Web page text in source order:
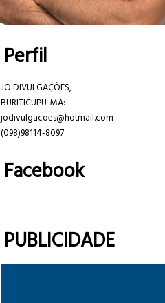
Perfil
JO DIVULGAÇÕES,
BURITICUPU-MA:
jodivulgacoes@hotmail.com
(098)98114-8097
Facebook
PUBLICIDADE